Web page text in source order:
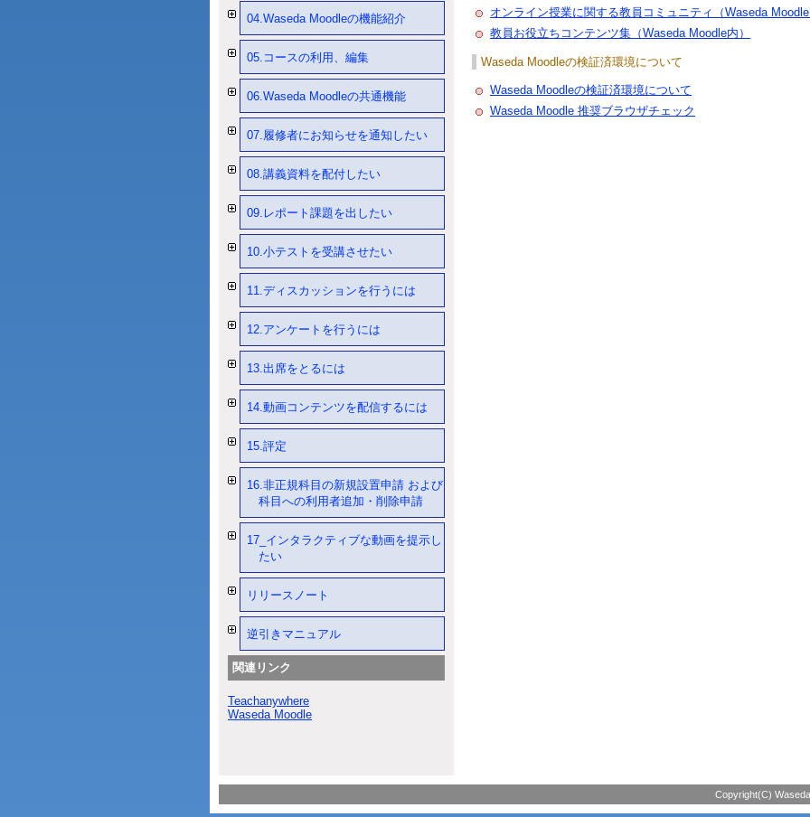
オンライン授業に関する教員コミュニティ（Waseda
教員お役立ちコンテンツ集（Waseda Moodle内）
Waseda Moodleの検証済環境について
Waseda Moodleの検証済環境について
Waseda Moodle 推奨ブラウザチェック
04.Waseda Moodleの機能紹介
05.コースの利用、編集
06.Waseda Moodleの共通機能
07.履修者にお知らせを通知したい
08.講義資料を配付したい
09.レポート課題を出したい
10.小テストを受講させたい
11.ディスカッションを行うには
12.アンケートを行うには
13.出席をとるには
14.動画コンテンツを配信するには
15.評定
16.非正規科目の新規設置申請 および
科目への利用者追加・削除申請
17_インタラクティブな動画を提示し
たい
リリースノート
逆引きマニュアル
関連リンク
Teachanywhere
Waseda Moodle
Copyright(C)